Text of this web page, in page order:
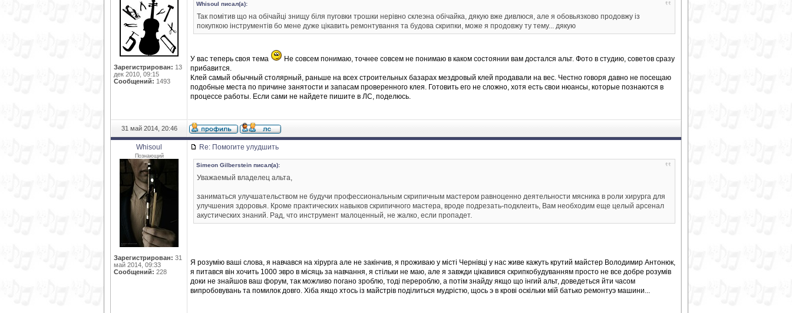
Зарегистрирован: 13
дек 2010, 09:15
Сообщений: 1493
Whisoul писал(а):
Так помітив що на обічайці знищу біля пуговки трошки нерівно склеэна обічайка, дякую вже дивлюся, але я обовьязково продовжу із
покупкою інструментів бо мене дуже цікавить ремонтування та будова скрипки, може я продовжу ту тему... дякую
У вас теперь своя тема
Не совсем понимаю, точнее совсем не понимаю в каком состоянии вам достался альт. Фото в студию, советов сразу
прибавится.
Клей самый обычный столярный, раньше на всех строительных базарах мездровый клей продавали на вес. Честно говоря давно не посещаю
подобные места по причине занятости и запасам проверенного клея. Готовить его не сложно, хотя есть свои нюансы, которые познаются в
процессе работы. Если сами не найдете пишите в ЛС, поделюсь.
31 май 2014, 20:46
Whisoul
Познающий
Зарегистрирован: 31
май 2014, 09:33
Сообщений: 228
Re: Помогите улудшить
Simeon Gilberstein писал(а):
Уважаемый владелец альта,
заниматься улучшательством не будучи профессиональным скрипичным мастером равноценно деятельности мясника в роли хирурга для
улучшения здоровья. Кроме практических навыков скрипичного мастера, вроде подрезать-подклеить, Вам необходим еще целый арсенал
акустических знаний. Рад, что инструмент малоценный, не жалко, если пропадет.
Я розумію ваші слова, я навчався на хірурга але не закінчив, я проживаю у місті Чернівці у нас живе кажуть крутий майстер Володимир Антонюк,
я питався він хочить 1000 эвро в місяць за навчання, я стільки не маю, але я завжди цікавився скрипкобудуванням просто не все добре розумів
доки не знайшов ваш форум, так можливо погано зроблю, тоді перероблю, а потім знайду якщо що інгий альт, доведеться йти часом
випробовувань та помилок довго. Хіба якщо хтось із майстрів поділиться мудрістю, щось э в крові оскільки мій батько ремонтуэ машини...